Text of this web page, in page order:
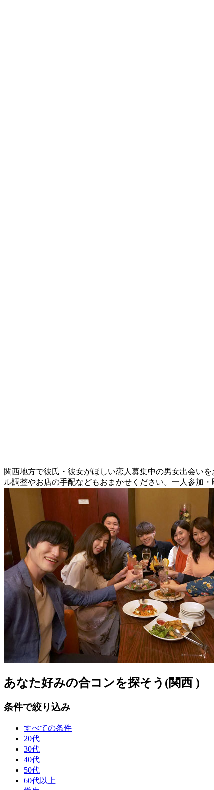
関西地方で彼氏・彼女がほしい恋人募集中の男女出会い
ル調整やお店の手配などもおまかせください。一人参加
あなた好みの合コンを探そう(関西 )
条件で絞り込み
すべての条件
20代
30代
40代
50代
60代以上